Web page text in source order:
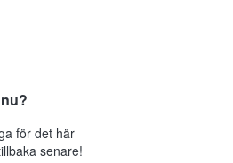
för det här
senare!